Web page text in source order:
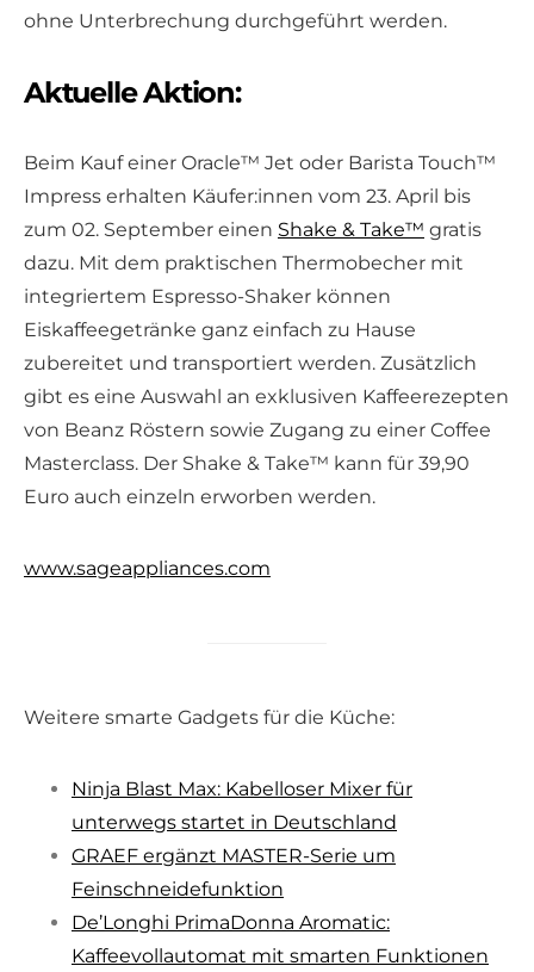
ohne Unterbrechung durchgeführt werden.
Aktuelle Aktion:
Beim Kauf einer Oracle™ Jet oder Barista Touch™
Impress erhalten Käufer:innen vom 23. April bis
zum 02. September einen Shake & Take™ gratis
dazu. Mit dem praktischen Thermobecher mit
integriertem Espresso-Shaker können
Eiskaffeegetränke ganz einfach zu Hause
zubereitet und transportiert werden. Zusätzlich
gibt es eine Auswahl an exklusiven Kaffeerezepten
von Beanz Röstern sowie Zugang zu einer Coffee
Masterclass. Der Shake & Take™ kann für 39,90
Euro auch einzeln erworben werden.
www.sageappliances.com
Weitere smarte Gadgets für die Küche:
Ninja Blast Max: Kabelloser Mixer für
unterwegs startet in Deutschland
GRAEF ergänzt MASTER-Serie um
Feinschneidefunktion
De’Longhi PrimaDonna Aromatic:
Kaffeevollautomat mit smarten Funktionen